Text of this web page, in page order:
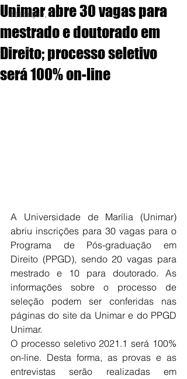
destaque,
Unimar abre 30 vagas para
mestrado e doutorado em
Direito; processo seletivo
será 100% on-line
A Universidade de Marília (Unimar)
abriu inscrições para 30 vagas para o
Programa de Pós-graduação em
Direito (PPGD), sendo 20 vagas para
mestrado e 10 para doutorado. As
informações sobre o processo de
seleção podem ser conferidas nas
páginas do site da Unimar e do PPGD
Unimar.
O processo seletivo 2021.1 será 100%
on-line. Desta forma, as provas e as
entrevistas serão realizadas em